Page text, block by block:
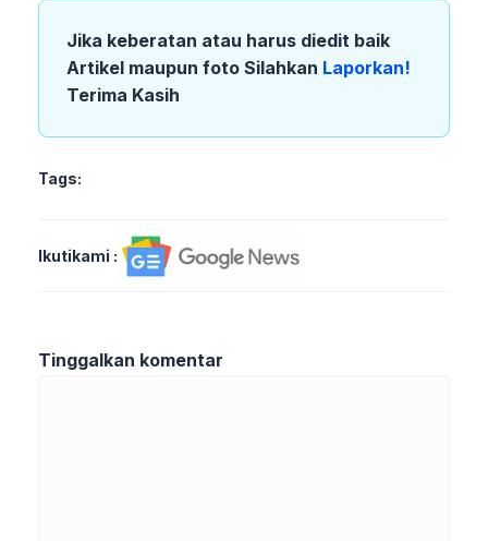
Jika keberatan atau harus diedit baik
Artikel maupun foto Silahkan Laporkan!
Terima Kasih
Tags:
Ikutikami :
Tinggalkan komentar